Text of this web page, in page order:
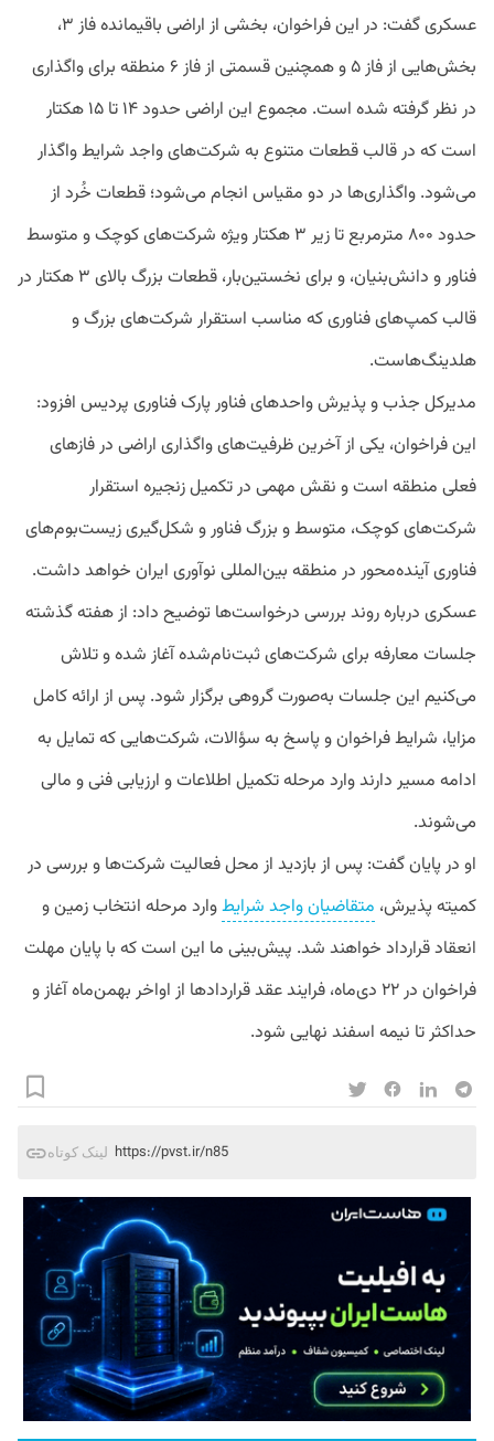
عسکری گفت: در این فراخوان، بخشی از اراضی باقیمانده فاز ۳،
بخش‌هایی از فاز ۵ و همچنین قسمتی از فاز ۶ منطقه برای واگذاری
در نظر گرفته شده است. مجموع این اراضی حدود ۱۴ تا ۱۵ هکتار
است که در قالب قطعات متنوع به شرکت‌های واجد شرایط واگذار
می‌شود. واگذاری‌ها در دو مقیاس انجام می‌شود؛ قطعات خُرد از
حدود ۸۰۰ مترمربع تا زیر ۳ هکتار ویژه شرکت‌های کوچک و متوسط
فناور و دانش‌بنیان، و برای نخستین‌بار، قطعات بزرگ بالای ۳ هکتار در
قالب کمپ‌های فناوری که مناسب استقرار شرکت‌های بزرگ و
هلدینگ‌هاست.
مدیرکل جذب و پذیرش واحدهای فناور پارک فناوری پردیس افزود:
این فراخوان، یکی از آخرین ظرفیت‌های واگذاری اراضی در فازهای
فعلی منطقه است و نقش مهمی در تکمیل زنجیره استقرار
شرکت‌های کوچک، متوسط و بزرگ فناور و شکل‌گیری زیست‌بوم‌های
فناوری آینده‌محور در منطقه بین‌المللی نوآوری ایران خواهد داشت.
عسکری درباره روند بررسی درخواست‌ها توضیح داد: از هفته گذشته
جلسات معارفه برای شرکت‌های ثبت‌نام‌شده آغاز شده و تلاش
می‌کنیم این جلسات به‌صورت گروهی برگزار شود. پس از ارائه کامل
مزایا، شرایط فراخوان و پاسخ به سؤالات، شرکت‌هایی که تمایل به
ادامه مسیر دارند وارد مرحله تکمیل اطلاعات و ارزیابی فنی و مالی
می‌شوند.
او در پایان گفت: پس از بازدید از محل فعالیت شرکت‌ها و بررسی در
کمیته پذیرش، متقاضیان واجد شرایطوارد مرحله انتخاب زمین و
انعقاد قرارداد خواهند شد. پیش‌بینی ما این است که با پایان مهلت
فراخوان در ۲۲ دی‌ماه، فرایند عقد قراردادها از اواخر بهمن‌ماه آغاز و
حداکثر تا نیمه اسفند نهایی شود.
لینک کوتاه https://pvst.ir/n85